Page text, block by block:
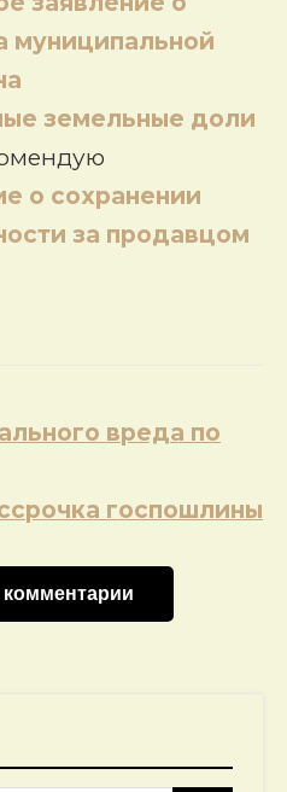
муниципальной
земельные доли
о сохранении
за продавцом
вреда по
госпошлины
комментарии